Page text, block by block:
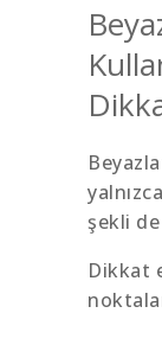
şekli
Dikkat